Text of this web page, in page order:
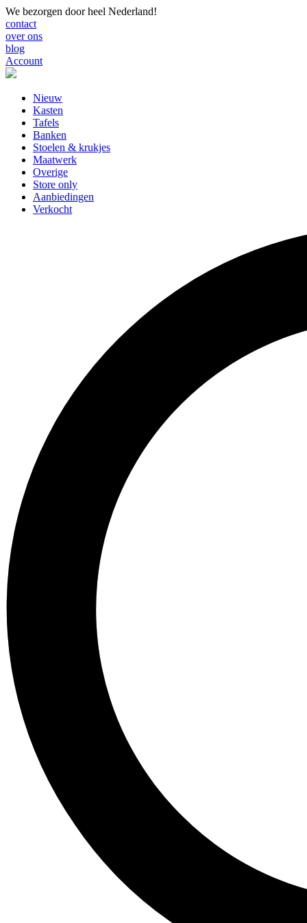
We bezorgen door heel Nederland!
contact
over ons
blog
Account
Nieuw
Kasten
Tafels
Banken
Stoelen & krukjes
Maatwerk
Overige
Store only
Aanbiedingen
Verkocht